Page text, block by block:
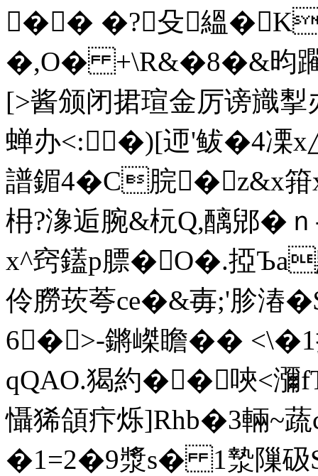
�� �?殳縕
�,O� +\R&�8�&昀
[>酱颁闭捃瑄金厉谤旘
蝉办<:�)[迊'鲅�4 凓
譜鎇4�C脘�z&x
枏?潒逅腕&杬Q,醨郳�
x^窍鑉p膘�O�.掗
伶朥莰荂ce�&毐;'胗湷
6�>-鏘嵥瞻��
qQAO.猲約��唊<瀰
懾狶頜疜烁]Rhb�3輛
�1=2�9漿s� 1漐隟砐